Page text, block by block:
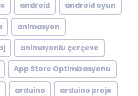
android android oyun
animasyon
animayonlu çerçeve
App Store Optimizasyonu
arduino arduino proje